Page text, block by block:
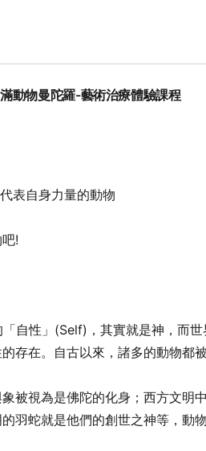
動物曼陀羅-藝術治療體驗課程
表自身力量的動物
!
自性」(Self)，其實就是神，而
存在。自古以來，諸多的動物都
被視為是佛陀的化身；西方文明
羽蛇就是他們的創世之神等，動